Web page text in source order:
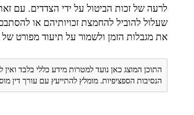
לרעה של זכות הביטול על ידי הצדדים. עם
שעלול להוביל להחמצת זכויותיהם או
את מגבלות הזמן ולשמור על תיעוד מפורט
התוכן המוצג כאן נועד למטרות מידע כללי בלבד
הנסיבות הספציפיות. מומלץ להתייעץ עם עורך